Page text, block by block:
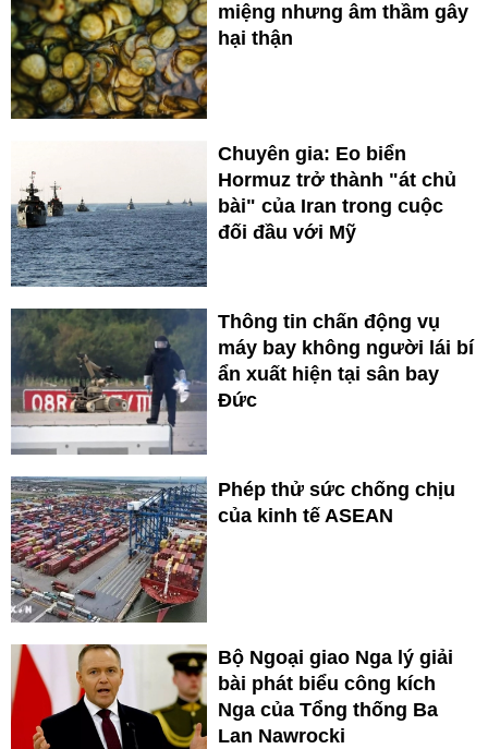
miệng nhưng âm thầm gây
hại thận
Chuyên gia: Eo biển
Hormuz trở thành "át chủ
bài" của Iran trong cuộc
đối đầu với Mỹ
Thông tin chấn động vụ
máy bay không người lái bí
ẩn xuất hiện tại sân bay
Đức
Phép thử sức chống chịu
của kinh tế ASEAN
Bộ Ngoại giao Nga lý giải
bài phát biểu công kích
Nga của Tổng thống Ba
Lan Nawrocki